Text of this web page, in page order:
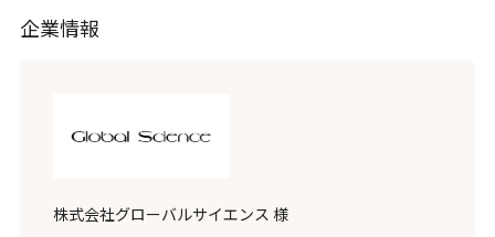
企業情報
株式会社グローバルサイエンス 様